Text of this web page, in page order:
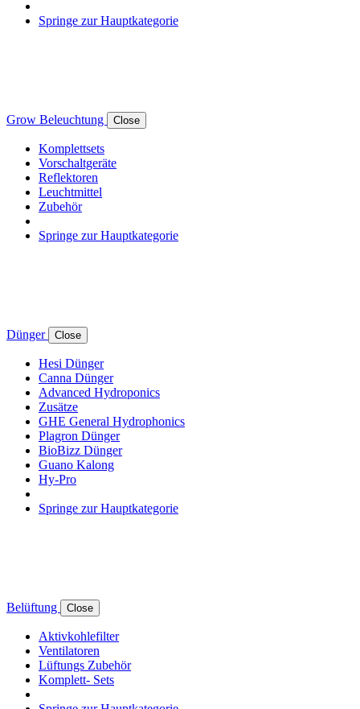
Springe zur Hauptkategorie
Grow Beleuchtung Close
Komplettsets
Vorschaltgeräte
Reflektoren
Leuchtmittel
Zubehör
Springe zur Hauptkategorie
Dünger Close
Hesi Dünger
Canna Dünger
Advanced Hydroponics
Zusätze
GHE General Hydrophonics
Plagron Dünger
BioBizz Dünger
Guano Kalong
Hy-Pro
Springe zur Hauptkategorie
Belüftung Close
Aktivkohlefilter
Ventilatoren
Lüftungs Zubehör
Komplett- Sets